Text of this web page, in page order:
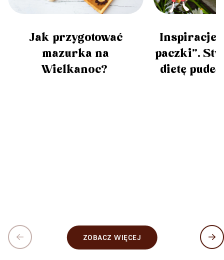
Jak przygotować
mazurka na
Wielkanoc?
Inspiracje
paczki”.
dietę
ZOBACZ WIĘCEJ